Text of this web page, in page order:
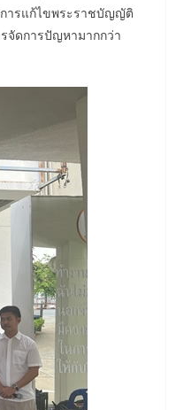
ารแก้ไขพระราชบัญญัติ
จัดการปัญหามากกว่า